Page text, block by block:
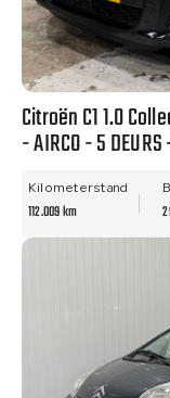
Citroën C1 1.0
- AIRCO - 5
Kilometerstand
112.009 km